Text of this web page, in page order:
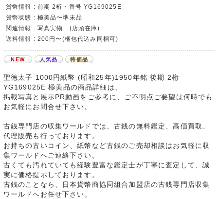
貨幣情報 : 前期 2桁・番号 YG169025E
貨幣状態 : 極美品〜準未品
関連情報 : 写真実物 (店頭在庫)
送料情報 : 200円〜(梱包代込み同梱可)
NEW 人気品 特価品
聖徳太子 1000円紙幣 (昭和25年)1950年銘 後期 2桁
YG169025E 極美品の商品詳細は、
掲載写真と展示PR動画をご参考に、ご不明点ご要望は何時でも
お気軽にお問合せ下さい。
古銭専門店の収集ワールドでは、古銭の無料鑑定、高価買取、
代理販売も行っております。
お持ちの古いコイン、紙幣など古銭のご売却相談はお気軽に収
集ワールドへご連絡下さい。
古くても汚れていても経験豊富な鑑定士が丁寧に査定して、誠
実に価格提示しております。
古銭のことなら、日本貨幣商協同組合加盟店の古銭専門店収集
ワールドへお任せ下さい。